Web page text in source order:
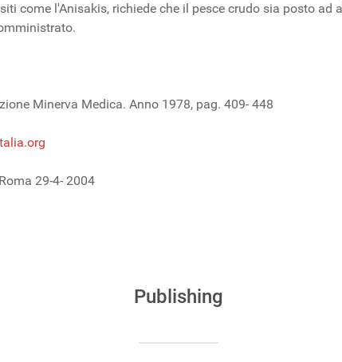
come l'Anisakis, richiede che il pesce crudo sia posto ad
Minerva Medica. Anno 1978, pag. 409- 448
29-4- 2004
precoce
updated review
Publishing